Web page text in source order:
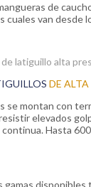
de
cuales van desde
DE
se montan con
elevados
continua. Hasta